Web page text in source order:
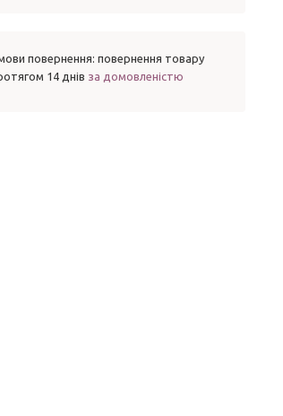
повернення товару
14 днів за домовленістю